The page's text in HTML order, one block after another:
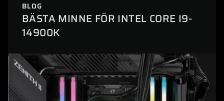
BLOG
BÄSTA MINNE FÖR INTEL CORE I9-
14900K